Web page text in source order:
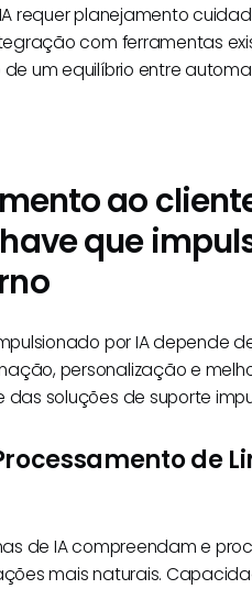
requer planejamento
com ferramentas
um equilíbrio entre
ao
que
por IA depende
personalização e
soluções de suporte
de
de IA compreendam e
mais naturais.